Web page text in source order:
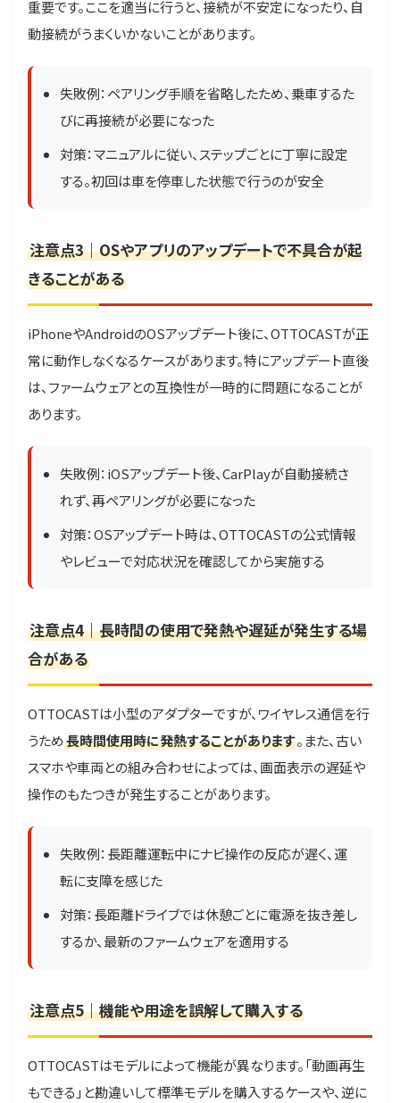
重要です。ここを適当に行うと、接続が不安定になったり、自
動接続がうまくいかないことがあります。
失敗例：ペアリング手順を省略したため、乗車するた
びに再接続が必要になった
対策：マニュアルに従い、ステップごとに丁寧に設定
する。初回は車を停車した状態で行うのが安全
注意点3｜OSやアプリのアップデートで不具合が起
きることがある
iPhoneやAndroidのOSアップデート後に、OTTOCASTが正
常に動作しなくなるケースがあります。特にアップデート直後
は、ファームウェアとの互換性が一時的に問題になることが
あります。
失敗例：iOSアップデート後、CarPlayが自動接続さ
れず、再ペアリングが必要になった
対策：OSアップデート時は、OTTOCASTの公式情報
やレビューで対応状況を確認してから実施する
注意点4｜長時間の使用で発熱や遅延が発生する場
合がある
OTTOCASTは小型のアダプターですが、ワイヤレス通信を行
うため長時間使用時に発熱することがあります。また、古い
スマホや車両との組み合わせによっては、画面表示の遅延や
操作のもたつきが発生することがあります。
失敗例：長距離運転中にナビ操作の反応が遅く、運
転に支障を感じた
対策：長距離ドライブでは休憩ごとに電源を抜き差し
するか、最新のファームウェアを適用する
注意点5｜機能や用途を誤解して購入する
OTTOCASTはモデルによって機能が異なります。「動画再生
もできる」と勘違いして標準モデルを購入するケースや、逆に